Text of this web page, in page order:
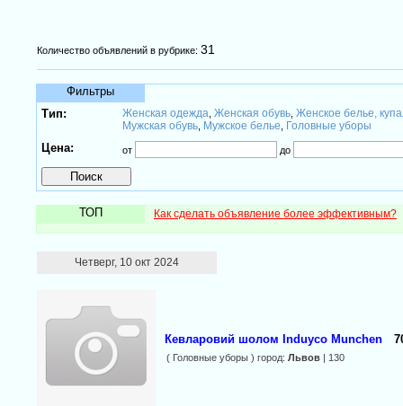
Количество объявлений в рубрике: 31
Фильтры
Тип:
Женская одежда Женская обувь, Женское белье,
Мужская обувь, Мужское белье Головные уборы
Цена: от до
ТОП Как сделать объявление более эффективным?
Четверг, 10 окт 2024
Кевларовий шолом Induyco Munchen
( Головные уборы ) город: Львов| 130